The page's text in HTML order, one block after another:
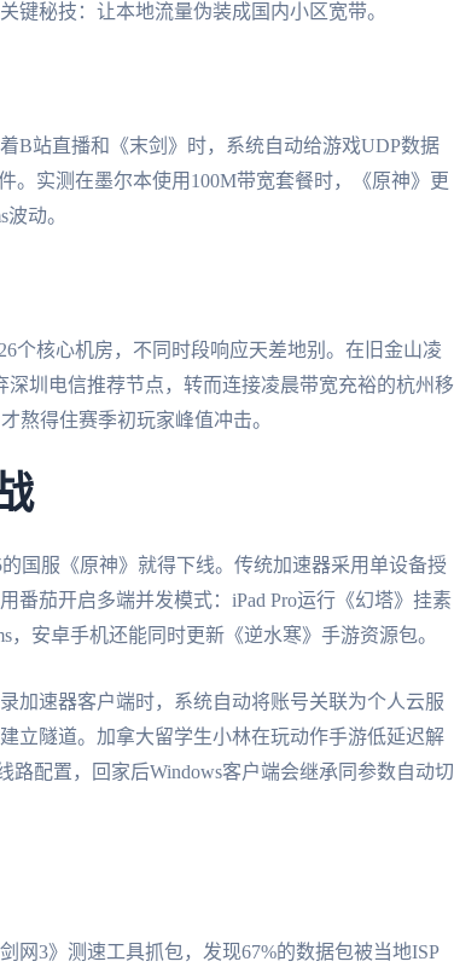
键秘技：让本地流量伪装成国内小区宽带。
B站直播和《末剑》时，系统自动给游戏UDP数据
。实测在墨尔本使用100M带宽套餐时，《原神》更
动。
个核心机房，不同时段响应天差地别。在旧金山凌
圳电信推荐节点，转而连接凌晨带宽充裕的杭州移
熬得住赛季初玩家峰值冲击。
国服《原神》就得下线。传统加速器采用单设备授
番茄开启多端并发模式：iPad Pro运行《幻塔》挂素
，安卓手机还能同时更新《逆水寒》手游资源包。
加速器客户端时，系统自动将账号关联为个人云服
立隧道。加拿大留学生小林在玩动作手游低延迟解
路配置，回家后Windows客户端会继承同参数自动切
网3》测速工具抓包，发现67%的数据包被当地ISP